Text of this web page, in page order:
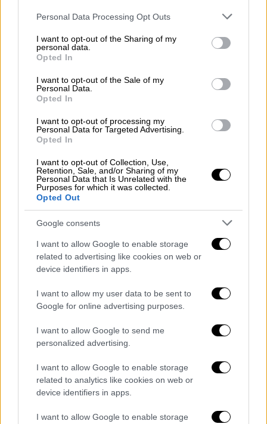
Please note that this website/app uses one or more Google
not limited to your visit or usage behaviour. You may click to
grant or deny consent to Google and its third-party tags to
use your data for below specified purposes in below Google
consent section.
Personal Data Processing Opt Outs
I want to opt-out of the Sharing of my
personal data.
Opted In
I want to opt-out of the Sale of my
Personal Data.
Opted In
I want to opt-out of processing my
Personal Data for Targeted Advertising.
Opted In
I want to opt-out of Collection, Use,
Retention, Sale, and/or Sharing of my
Personal Data that Is Unrelated with the
Purposes for which it was collected.
Opted Out
Google consents
I want to allow Google to enable storage
related to advertising like cookies on web or
device identifiers in apps.
I want to allow my user data to be sent to
Google for online advertising purposes.
I want to allow Google to send me
personalized advertising.
I want to allow Google to enable storage
related to analytics like cookies on web or
device identifiers in apps.
I want to allow Google to enable storage
Ξεκινούν στην Αθήνα δράσεις
ενημέρωσης και εξέτασης για τον HIV
Θα γίνουν στο πλαίσιο της Ευρωπαϊκής
Εβδομάδας Εξέτασης (22-29 Νοεμβρίου)
ΑΛΛΑ #TAGS
HIV
ειδήσεις τώρα
Παγκόσμια Ημέρα AIDS
ιός του AIDS
ανάκληση φαρμάκου